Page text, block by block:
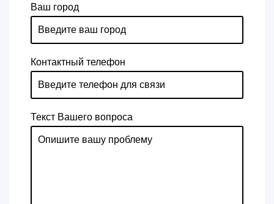
Ваш город
Контактный телефон
Текст Вашего вопроса